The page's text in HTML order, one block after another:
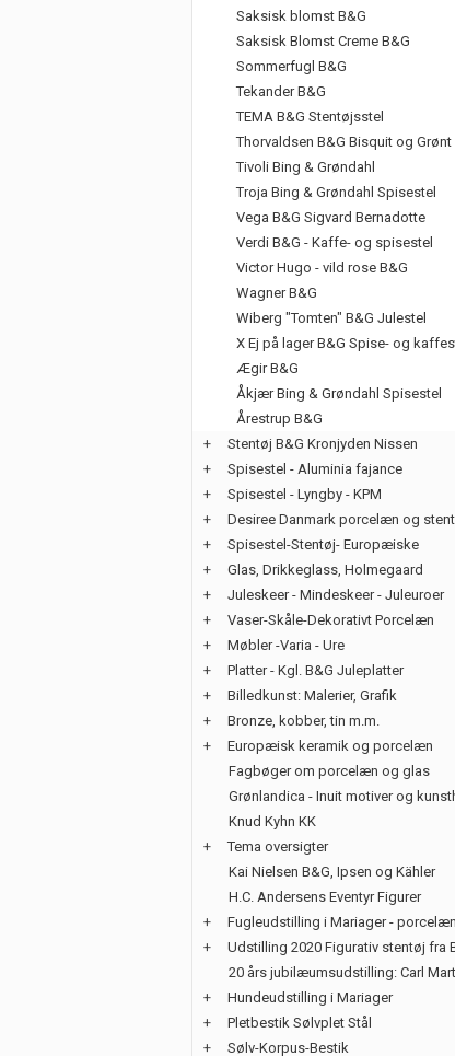
Saksisk blomst B&G
Saksisk Blomst Creme B&G
Sommerfugl B&G
Tekander B&G
TEMA B&G Stentøjsstel
Thorvaldsen B&G Bisquit og Grønt
Tivoli Bing & Grøndahl
Troja Bing & Grøndahl Spisestel
Vega B&G Sigvard Bernadotte
Verdi B&G - Kaffe- og spisestel
Victor Hugo - vild rose B&G
Wagner B&G
Wiberg "Tomten" B&G Julestel
X Ej på lager B&G Spise- og
Ægir B&G
Åkjær Bing & Grøndahl Spisestel
Årestrup B&G
+
Stentøj B&G Kronjyden Nissen
+
Spisestel - Aluminia fajance
+
Spisestel - Lyngby - KPM
+
Desiree Danmark porcelæn og
+
Spisestel-Stentøj- Europæiske
+
Glas, Drikkeglass, Holmegaard
+
Juleskeer - Mindeskeer - Juleuroer
+
Vaser-Skåle-Dekorativt Porcelæn
+
Møbler -Varia - Ure
+
Platter - Kgl. B&G Juleplatter
+
Billedkunst: Malerier, Grafik
+
Bronze, kobber, tin m.m.
+
Europæisk keramik og porcelæn
Fagbøger om porcelæn og glas
Grønlandica - Inuit motiver og
Knud Kyhn KK
+
Tema oversigter
Kai Nielsen B&G, Ipsen og Kähler
H.C. Andersens Eventyr Figurer
+
Fugleudstilling i Mariager -
+
Udstilling 2020 Figurativ stentøj fra
20 års jubilæumsudstilling: Carl
+
Hundeudstilling i Mariager
+
Pletbestik Sølvplet Stål
+
Sølv-Korpus-Bestik